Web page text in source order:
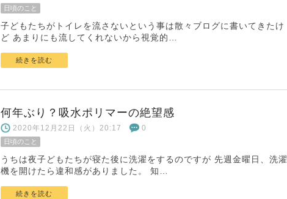
日頃のこと
子どもたちがトイレを流さないという事は散々ブログに書いてきたけ
ど あまりにも流してくれないから視覚的…
続きを読む
何年ぶり？吸水ポリマーの絶望感
2020年12月22日（火）20:17 0
日頃のこと
うちは夜子どもたちが寝た後に洗濯をするのですが 先週金曜日、洗濯
機を開けたら違和感がありました。 知…
続きを読む